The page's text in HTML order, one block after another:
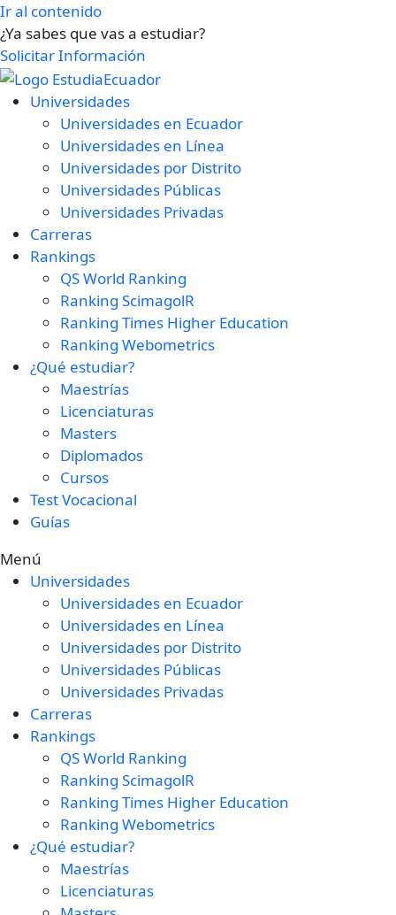
Ir al contenido
¿Ya sabes que vas a estudiar?
Solicitar Información
Universidades
Universidades en Ecuador
Universidades en Línea
Universidades por Distrito
Universidades Públicas
Universidades Privadas
Carreras
Rankings
QS World Ranking
Ranking ScimagolR
Ranking Times Higher Education
Ranking Webometrics
¿Qué estudiar?
Maestrías
Licenciaturas
Masters
Diplomados
Cursos
Test Vocacional
Guías
Menú
Universidades
Universidades en Ecuador
Universidades en Línea
Universidades por Distrito
Universidades Públicas
Universidades Privadas
Carreras
Rankings
QS World Ranking
Ranking ScimagolR
Ranking Times Higher Education
Ranking Webometrics
¿Qué estudiar?
Maestrías
Licenciaturas